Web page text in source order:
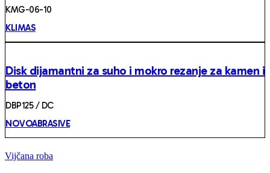
KMG-06-10
KLIMAS
Disk dijamantni za suho i mokro rezanje za kamen i
beton
DBP125 / DC
NOVOABRASIVE
Vijčana roba